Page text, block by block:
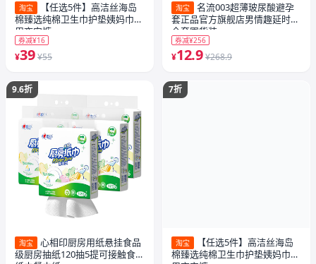
淘宝
【任选5件】高洁丝海岛
棉臻选纯棉卫生巾护垫姨妈巾日
用夜安裤
券减¥16
¥39 ¥55
9.6折
淘宝
心相印厨房用纸悬挂食品
级厨房抽纸120抽5提可接触食物
淘宝
名流003超薄玻尿酸避孕
套正品官方旗舰店男情趣延时安
全套囤货装
券减¥256
¥12.9 ¥268.9
7折
淘宝
【任选5件】高洁丝海岛
棉臻选纯棉卫生巾护垫姨妈巾日